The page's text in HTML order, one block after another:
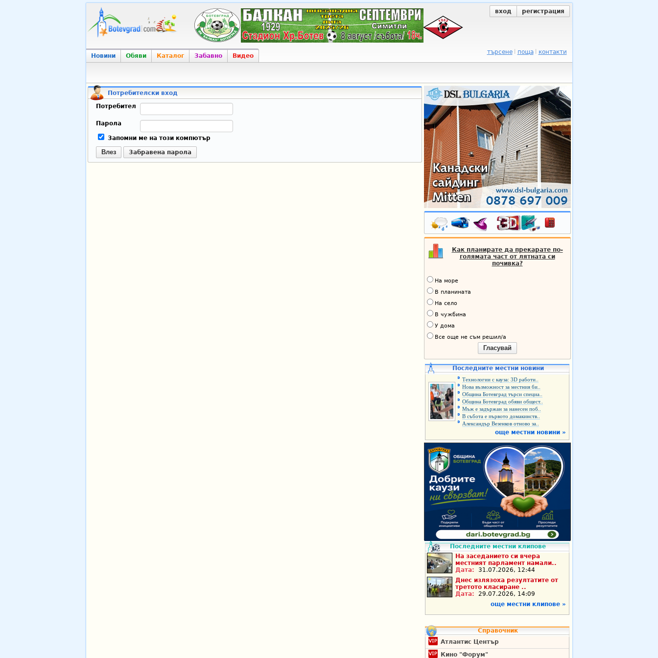
вход регистрация
Новини Обяви Каталог Забавно Видео
търсене поща контакти
Потребителски вход
Потребител
Парола
Запомни ме на този компютър
Влез Забравена парола
Как планирате да прекарате по-
голямата част от лятната си
почивка?
На море
В планината
На село
В чужбина
У дома
Все още не съм решил/а
Гласувай
Последните местни новини
Технологии с кауза: 3D работи..
Нова възможност за местния би..
Община Ботевград търси специа..
Община Ботевград обяви общест..
Мъж е задържан за нанесен поб..
В събота е първото домакинств..
Александър Везенков отново за..
още местни новини »
Последните местни клипове
На заседанието си вчера
местният парламент намали..
Дата:
31.07.2026, 12:44
Днес излязоха резултатите от
третото класиране ..
Дата:
29.07.2026, 14:09
още местни клипове »
Справочник
Атлантис Център
Кино "Форум"